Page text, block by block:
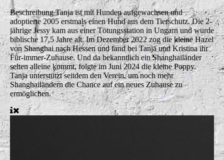
BeschreibungTanja ist mit Hunden aufgewachsen und
adoptierte 2005 erstmals einen Hund aus dem Tierschutz. Die 2-
jährige Jessy kam aus einer Tötungsstation in Ungarn und wurde
biblische 17,5 Jahre alt. Im Dezember 2022 zog die kleine Hazel
von Shanghai nach Hessen und fand bei Tanja und Kristina ihr
Für-immer-Zuhause. Und da bekanntlich ein Shanghailänder
selten alleine kommt, folgte im Juni 2024 die kleine Poppy.
Tanja unterstützt seitdem den Verein, um noch mehr
Shanghailändern die Chance auf ein neues Zuhause zu
ermöglichen.